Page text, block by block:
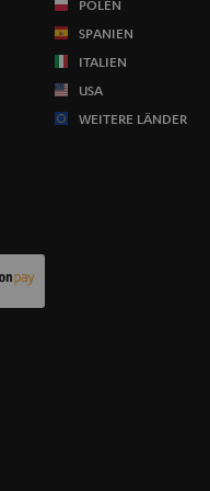
POLEN
SPANIEN
ITALIEN
USA
WEITERE LÄNDER